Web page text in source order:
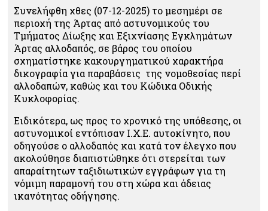
Συνελήφθη χθες (07-12-2025) το μεσημέρι σε
περιοχή της Άρτας από αστυνομικούς του
Τμήματος Δίωξης και Εξιχνίασης Εγκλημάτων
Άρτας αλλοδαπός, σε βάρος του οποίου
σχηματίστηκε κακουργηματικού χαρακτήρα
δικογραφία για παραβάσεις της νομοθεσίας περί
αλλοδαπών, καθώς και του Κώδικα Οδικής
Κυκλοφορίας.
Ειδικότερα, ως προς το χρονικό της υπόθεσης, οι
αστυνομικοί εντόπισαν Ι.Χ.Ε. αυτοκίνητο, που
οδηγούσε ο αλλοδαπός και κατά τον έλεγχο που
ακολούθησε διαπιστώθηκε ότι στερείται των
απαραίτητων ταξιδιωτικών εγγράφων για τη
νόμιμη παραμονή του στη χώρα και άδειας
ικανότητας οδήγησης.